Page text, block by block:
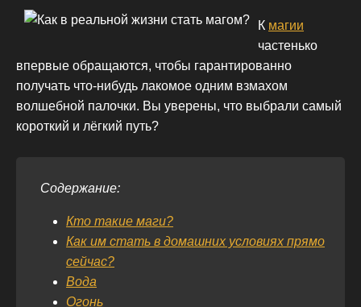
К магии
частенько
впервые обращаются, чтобы гарантированно
получать что-нибудь лакомое одним взмахом
волшебной палочки. Вы уверены, что выбрали самый
короткий и лёгкий путь?
Содержание:
Кто такие маги?
Как им стать в домашних условиях прямо
сейчас?
Вода
Огонь